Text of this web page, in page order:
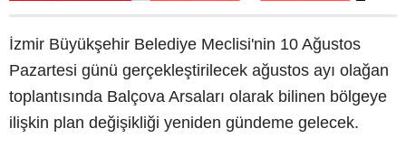
İzmir Büyükşehir Belediye Meclisi'nin 10 Ağustos
Pazartesi günü gerçekleştirilecek ağustos ayı olağan
toplantısında Balçova Arsaları olarak bilinen bölgeye
ilişkin plan değişikliği yeniden gündeme gelecek.